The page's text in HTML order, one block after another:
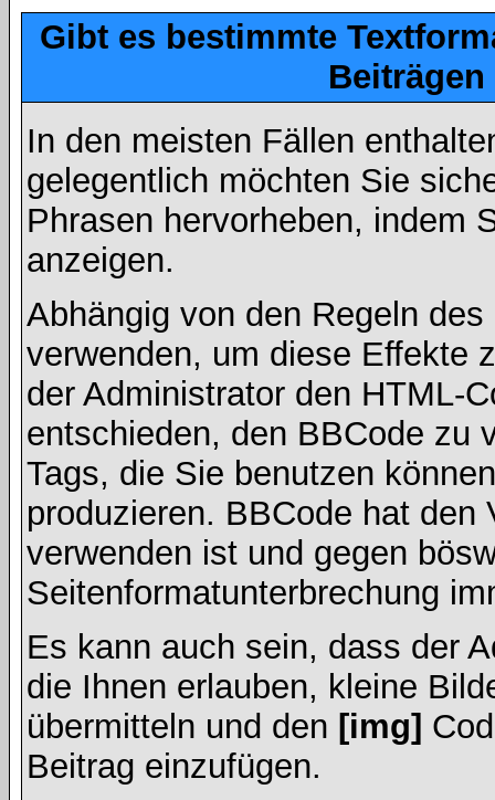
Gibt es bestimmte
In den meisten Fällen
gelegentlich möchten Sie
Phrasen hervorheben, indem
anzeigen.
Abhängig von den Regeln
verwenden, um diese Effekte
der Administrator den HTML-
entschieden, den BBCode zu
Tags, die Sie benutzen
produzieren. BBCode hat
verwenden ist und gegen
Seitenformatunterbrechung
Es kann auch sein, dass der
die Ihnen erlauben, kleine
übermitteln und den [img]
Beitrag einzufügen.